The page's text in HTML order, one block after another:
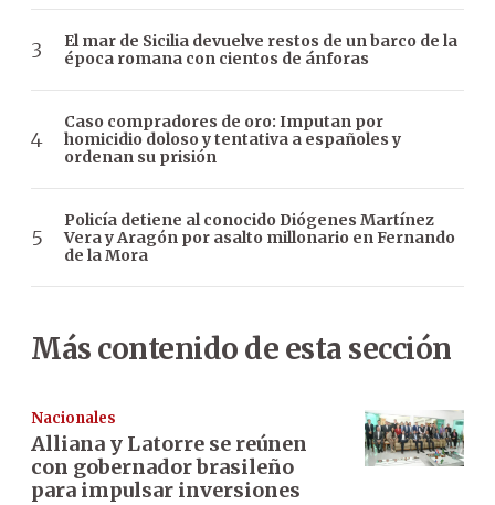
El mar de Sicilia devuelve restos de un barco de la
época romana con cientos de ánforas
Caso compradores de oro: Imputan por
homicidio doloso y tentativa a españoles y
ordenan su prisión
Policía detiene al conocido Diógenes Martínez
Vera y Aragón por asalto millonario en Fernando
de la Mora
Más contenido de esta sección
Nacionales
Alliana y Latorre se reúnen
con gobernador brasileño
para impulsar inversiones